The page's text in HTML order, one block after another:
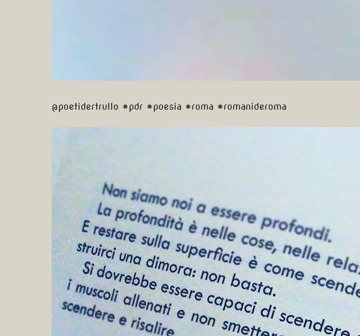
@poetidertrullo #pdr #poesia #roma #romanideroma